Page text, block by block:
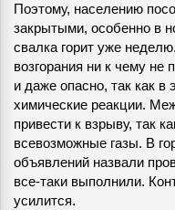
Поэтому, населению
закрытыми, особенно в
свалка горит уже
возгорания ни к чему не
и даже опасно, так как в
химические реакции.
привести к взрыву, так
всевозможные газы. В
объявлений назвали
все-таки выполнили.
усилится.